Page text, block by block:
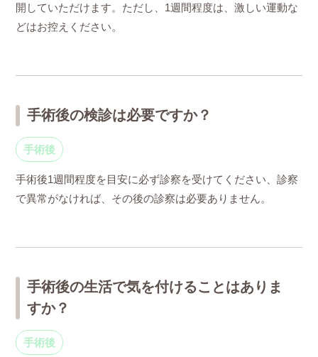
開していただけます。ただし、1週間程度は、激しい運動な
どはお控えください。
手術後の検診は必要ですか？
手術後
手術後1週間程度を目安に必ず診察を受けてください、診察
で異常がなければ、その後の診察は必要ありません。
手術後の生活で気を付けることはありま
すか？
手術後